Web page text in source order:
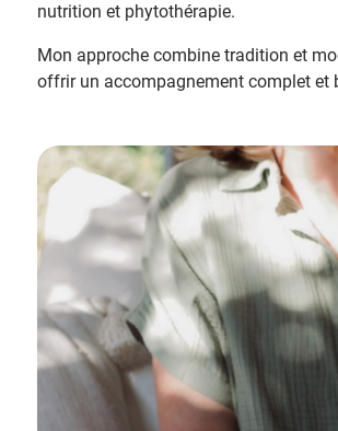
nutrition et phytothérapie.
Mon approche combine tradition et
offrir un accompagnement complet et